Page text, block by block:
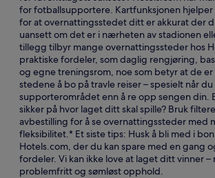
for fotballsupportere. Kartfunksjonen
for at overnattingsstedet ditt er akkurat der
uansett om det er i nærheten av stadionen
tillegg tilbyr mange overnattingssteder hos
praktiske fordeler, som daglig rengjøring,
og egne treningsrom, noe som betyr at de
stedene å bo på travle reiser – spesielt når
supporterområdet enn å re opp sengen din.
sikker på hvor laget ditt skal spille? Bruk
avbestilling for å se overnattingssteder med
fleksibilitet.* Et siste tips: Husk å bli med i
Hotels.com, der du kan spare med en gang
fordeler. Vi kan ikke love at laget ditt vinner –
problemfritt og sømløst opphold.